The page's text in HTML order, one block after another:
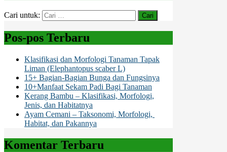
Cari untuk:
Pos-pos Terbaru
Klasifikasi dan Morfologi Tanaman Tapak
Liman (Elephantopus scaber L)
15+ Bagian-Bagian Bunga dan Fungsinya
10+Manfaat Sekam Padi Bagi Tanaman
Kerang Bambu – Klasifikasi, Morfologi,
Jenis, dan Habitatnya
Ayam Cemani – Taksonomi, Morfologi,
Habitat, dan Pakannya
Komentar Terbaru